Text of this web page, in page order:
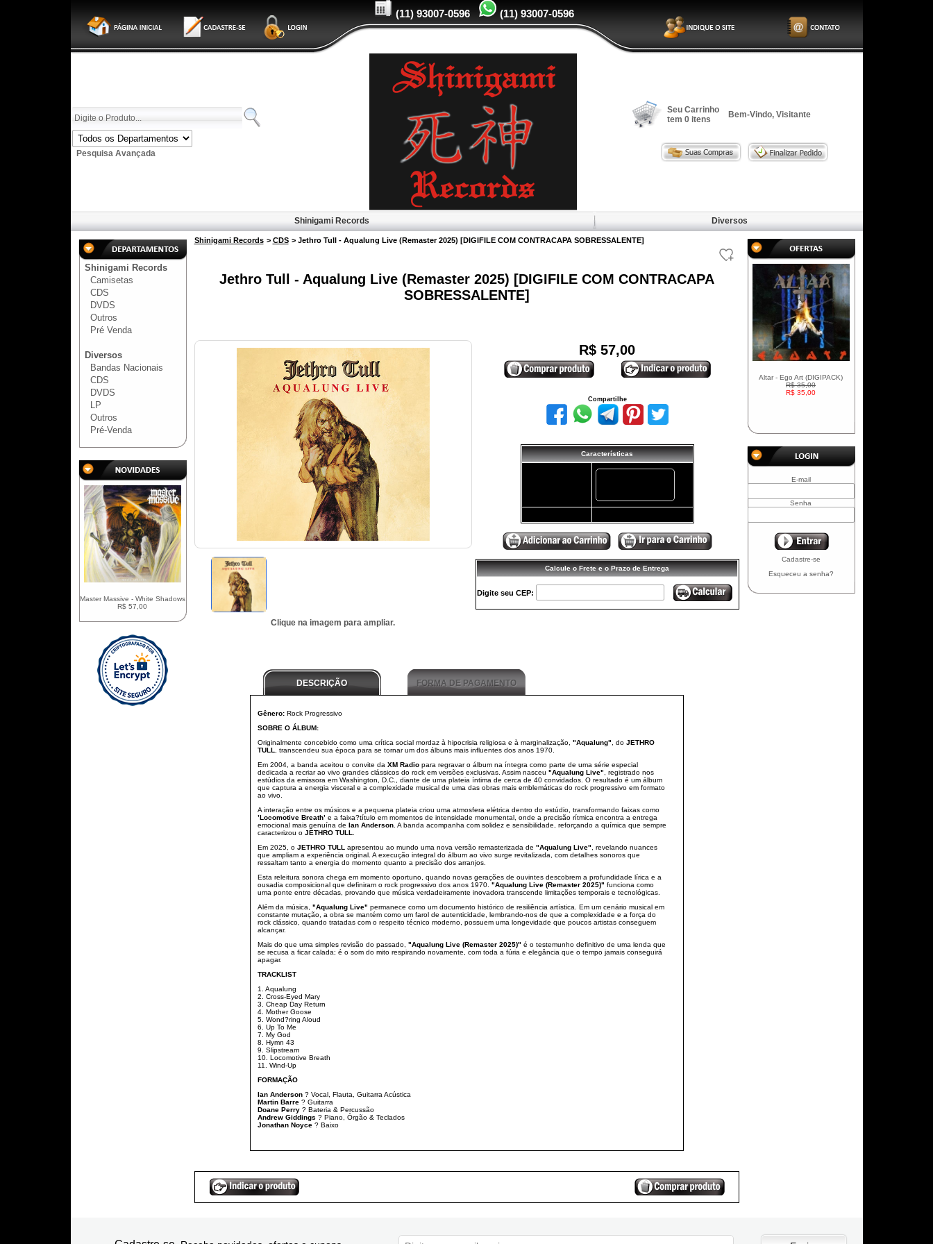
(11) 93007-0596 (11) 93007-0596
Pesquisa Avançada
Seu Carrinho
tem 0itens Bem-Vindo, Visitante
Shinigami Records Diversos
Shinigami Records
Camisetas
CDS
DVDS
Outros
Pré Venda
Diversos
Bandas Nacionais
CDS
DVDS
LP
Outros
Pré-Venda
Master Massive - White Shadows
R$ 57,00
Shinigami Records > CDS > Jethro Tull - Aqualung Live (Remaster 2025) [DIGIFILE COM CONTRACAPA SOBRESSALENTE]
Jethro Tull - Aqualung Live (Remaster 2025) [DIGIFILE COM CONTRACAPA
SOBRESSALENTE]
Clique na imagem para ampliar.
R$ 57,00
Compartilhe
Características
Calcule o Frete e o Prazo de Entrega
Digite seu CEP:
DESCRIÇÃO FORMA DE PAGAMENTO
Gênero: Rock Progressivo
SOBRE O ÁLBUM:
Originalmente concebido como uma crítica social mordaz à hipocrisia religiosa e à marginalização, "Aqualung" , do JETHRO
TULL , transcendeu sua época para se tornar um dos álbuns mais influentes dos anos 1970.
Em 2004, a banda aceitou o convite da XM Radiopara regravar o álbum na íntegra como parte de uma série especial
dedicada a recriar ao vivo grandes clássicos do rock em versões exclusivas. Assim nasceu "Aqualung Live" , registrado nos
estúdios da emissora em Washington, D.C., diante de uma plateia íntima de cerca de 40 convidados. O resultado é um álbum
que captura a energia visceral e a complexidade musical de uma das obras mais emblemáticas do rock progressivo em formato
ao vivo.
A interação entre os músicos e a pequena plateia criou uma atmosfera elétrica dentro do estúdio, transformando faixas como
’Locomotive Breath’e a faixa?título em momentos de intensidade monumental, onde a precisão rítmica encontra a entrega
emocional mais genuína de Ian Anderson. A banda acompanha com solidez e sensibilidade, reforçando a química que sempre
caracterizou o JETHRO TULL
Em 2025, o JETHRO TULL apresentou ao mundo uma nova versão remasterizada de "Aqualung Live" , revelando nuances
que ampliam a experiência original. A execução integral do álbum ao vivo surge revitalizada, com detalhes sonoros que
ressaltam tanto a energia do momento quanto a precisão dos arranjos.
Esta releitura sonora chega em momento oportuno, quando novas gerações de ouvintes descobrem a profundidade lírica e a
ousadia composicional que definiram o rock progressivo dos anos 1970. "Aqualung Live (Remaster 2025)" funciona como
uma ponte entre décadas, provando que música verdadeiramente inovadora transcende limitações temporais e tecnológicas.
Além da música, "Aqualung Live" permanece como um documento histórico de resiliência artística. Em um cenário musical em
constante mutação, a obra se mantém como um farol de autenticidade, lembrando-nos de que a complexidade e a força do
rock clássico, quando tratadas com o respeito técnico moderno, possuem uma longevidade que poucos artistas conseguem
alcançar.
Mais do que uma simples revisão do passado, "Aqualung Live (Remaster 2025)" é o testemunho definitivo de uma lenda que
se recusa a ficar calada; é o som do mito respirando novamente, com toda a fúria e elegância que o tempo jamais conseguirá
apagar.
TRACKLIST
1. Aqualung
2. Cross-Eyed Mary
3. Cheap Day Return
4. Mother Goose
5. Wond?ring Aloud
6. Up To Me
7. My God
8. Hymn 43
9. Slipstream
10. Locomotive Breath
11. Wind-Up
FORMAÇÃO
Ian Anderson? Vocal, Flauta, Guitarra Acústica
Martin Barre? Guitarra
Doane Perry? Bateria & Percussão
Andrew Giddings ? Piano, Órgão & Teclados
Jonathan Noyce? Baixo
Altar - Ego Art (DIGIPACK)
R$ 35,00
R$ 35,00
E-mail
Senha
Cadastre-se
Esqueceu a senha?